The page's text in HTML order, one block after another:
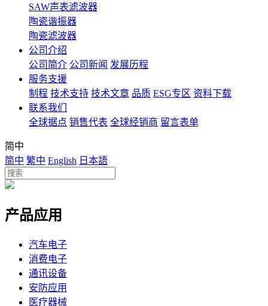
SAW声表滤波器
陶瓷谐振器
陶瓷滤波器
公司介绍
公司简介 公司新闻 发展历程
服务支援
制程 技术支持 技术文章 品质 ESG专区 资料下载
联系我们
全球据点 销售代表 全球经销商 留言表单
简中
简中 繁中 English 日本語
产品应用
汽车电子
消费电子
通讯设备
安防应用
医疗器械